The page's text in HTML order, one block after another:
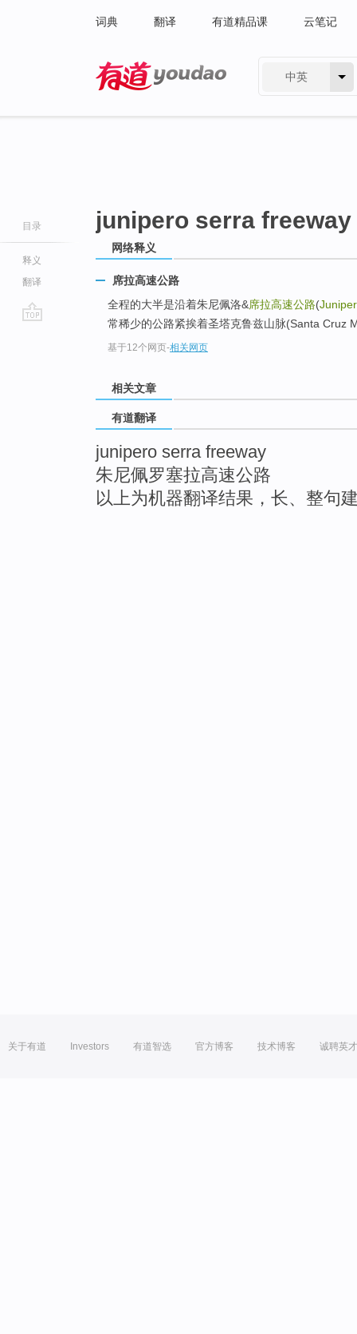
词典 翻译 有道精品课 云笔记
中英
目录
释义
翻译
junipero serra freeway
网络释义
席拉高速公路
全程的大半是沿着朱尼佩洛&席拉高速公路(
常稀少的公路紧挨着圣塔克鲁兹山脉(Santa Cruz
基于12个网页-相关网页
相关文章
有道翻译
junipero serra freeway
朱尼佩罗塞拉高速公路
以上为机器翻译结果，长、整句
关于有道 Investors 有道智选 官方博客 技术博客 诚聘英才